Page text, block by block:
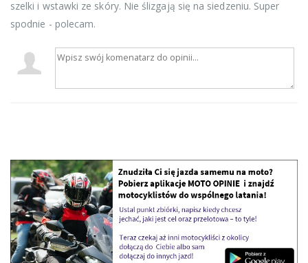
szelki i wstawki ze skóry. Nie ślizgają się na siedzeniu. Super
spodnie - polecam.